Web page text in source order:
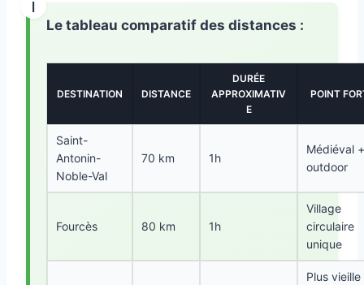
Le tableau comparatif des distances :
DESTINATION DISTANCE
DURÉE
APPROXIMATIV
E
POINT
Saint-
Antonin-
Noble-Val
70 km 1h
Médiéval +
outdoor
Fourcès 80 km 1h
Village
circulaire
unique
Plus vieille